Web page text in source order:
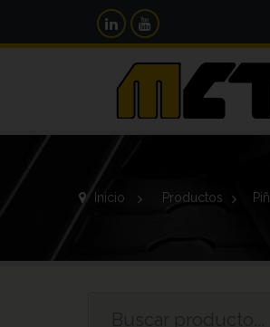
Inicio > Productos >